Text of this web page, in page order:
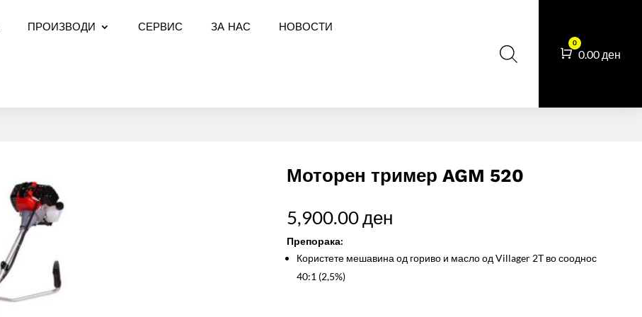
ПРОИЗВОДИ СЕРВИС ЗА НАС НОВОСТИ
Cart
0
0.00 ден
Моторен тример AGM 520
5,900.00ден
Препорака:
Користете мешавина од гориво и масло од Villager 2T во сооднос
40:1 (2,5%)